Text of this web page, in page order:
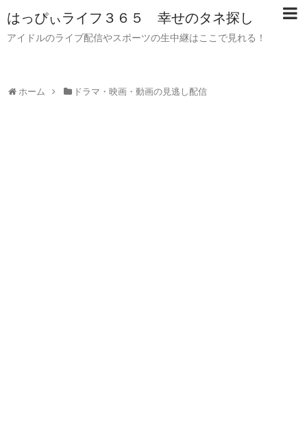
はっぴぃライフ３６５ 幸せのタネ探し
アイドルのライブ配信やスポーツの生中継はここで見れる！
ホーム ドラマ・映画・動画の見逃し配信